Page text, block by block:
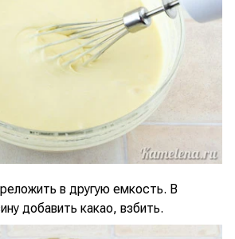
в другую емкость. В
добавить какао, взбить.